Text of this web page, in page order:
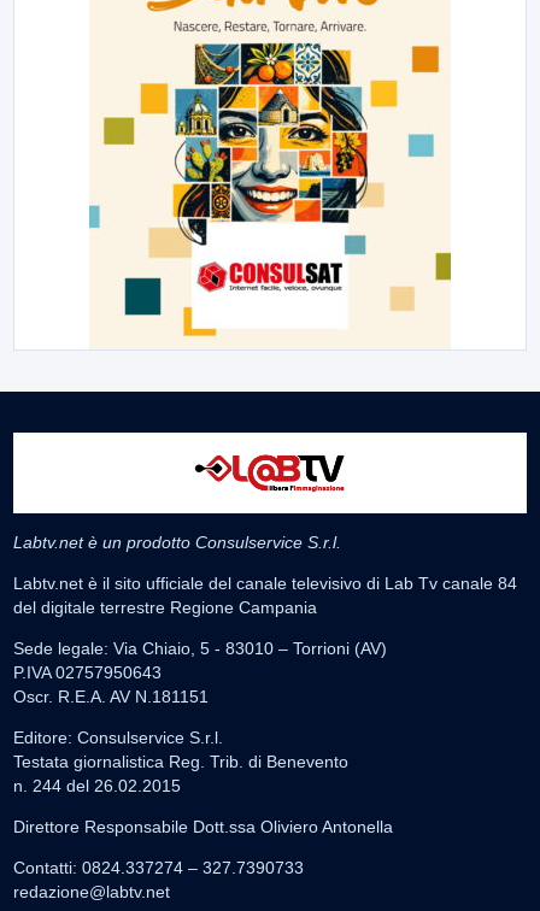
Labtv.net è un prodotto Consulservice S.r.l.
Labtv.net è il sito ufficiale del canale televisivo di Lab Tv canale 84
del digitale terrestre Regione Campania
Sede legale: Via Chiaio, 5 - 83010 – Torrioni (AV)
P.IVA 02757950643
Oscr. R.E.A. AV N.181151
Editore: Consulservice S.r.l.
Testata giornalistica Reg. Trib. di Benevento
n. 244 del 26.02.2015
Direttore Responsabile Dott.ssa Oliviero Antonella
Contatti: 0824.337274 – 327.7390733
redazione@labtv.net